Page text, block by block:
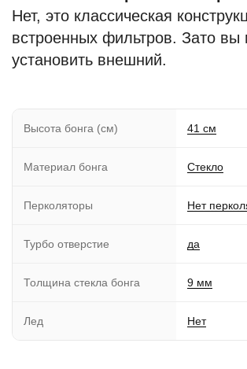
Нет, это классическая
встроенных фильтров. Зато вы
установить внешний.
Высота бонга (см) 41 см
Материал бонга Стекло
Перколяторы Нет
Турбо отверстие да
Толщина стекла бонга 9 мм
Лед Нет